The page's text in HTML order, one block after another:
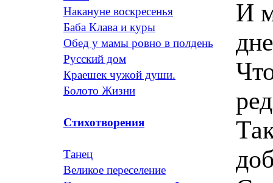
Накануне воскресенья
Баба Клава и куры
Обед у мамы ровно в полдень
Русский дом
Краешек чужой души.
Болото Жизни
Стихотворения
Танец
Великое переселение
И